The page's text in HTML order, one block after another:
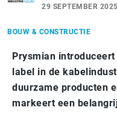
29 SEPTEMBER 2025
BOUW & CONSTRUCTIE
Prysmian
label in de
duurzame producten
markeert een